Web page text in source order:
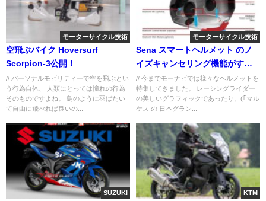
モーターサイクル技術
空飛ぶバイク Hoversurf
Scorpion-3公開！
// パーソナルモビリティーで空を飛ぶとい
う行為自体、 人類にとっては憧れの行為
そのものですよね。 鳥のように羽ばたい
て自由に飛べれば良いの...
モーターサイクル技術
Sena スマートヘルメット のノ
イズキャンセリング機能がすご
い!!
// 今までモーナビでは様々なヘルメットを
特集してきました。 レーシングライダー
の美しいグラフィックであったり、(｢マル
ケス の 日本グラン...
SUZUKI KTM